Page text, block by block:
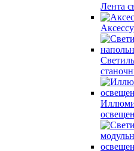
Лента